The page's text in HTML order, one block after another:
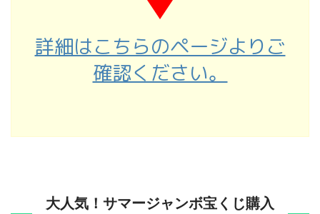
詳細はこちらのページよりご
確認ください。
大人気！サマージャンボ宝くじ購入